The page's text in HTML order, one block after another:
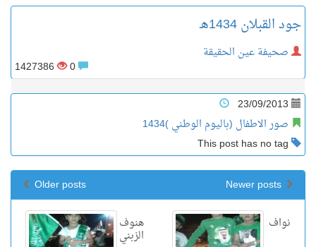
جود القبلان 1434هـ
صحيفة عين الحقيقة
1427386
23/09/2013
صور الاطفال (باليوم الوطني )1434
Older posts
هنوف
الزبني
نواف